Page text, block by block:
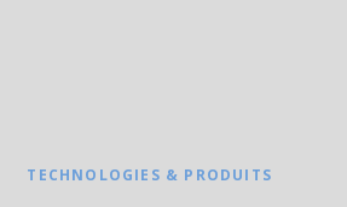
TECHNOLOGIES & PRODUITS